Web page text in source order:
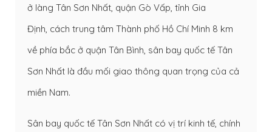
ở làng Tân Sơn Nhất, quận Gò Vấp, tỉnh Gia
Định, cách trung tâm Thành phố Hồ Chí Minh 8 km
về phía bắc ở quận Tân Bình, sân bay quốc tế Tân
Sơn Nhất là đầu mối giao thông quan trọng của cả
miền Nam.
Sân bay quốc tế Tân Sơn Nhất có vị trí kinh tế, chính